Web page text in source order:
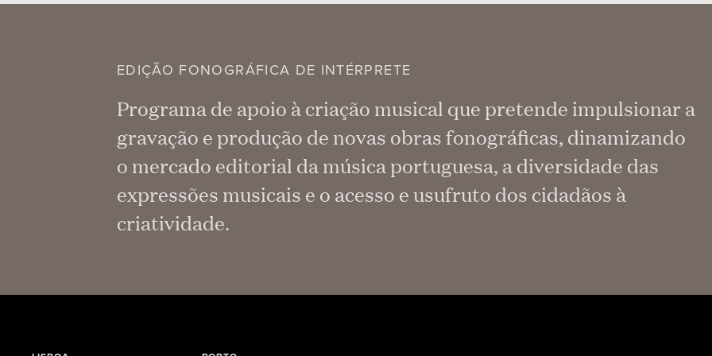
EDIÇÃO FONOGRÁFICA DE INTÉRPRETE
Programa de apoio à criação musical que pretende impulsionar a
gravação e produção de novas obras fonográficas, dinamizando
o mercado editorial da música portuguesa, a diversidade das
expressões musicais e o acesso e usufruto dos cidadãos à
criatividade.